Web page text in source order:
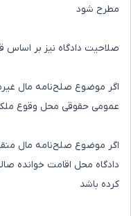
مطرح شود
صلاحیت دادگاه نیز بر
اگر موضوع صلح‌نامه مال
عمومی حقوقی محل وقوع
اگر موضوع صلح‌نامه مال
دادگاه محل اقامت خوانده
کرده باشد